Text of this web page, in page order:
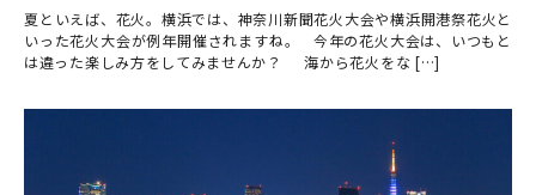
夏といえば、花火。横浜では、神奈川新聞花火大会や横浜開港祭花火と
いった花火大会が例年開催されますね。 今年の花火大会は、いつもと
は違った楽しみ方をしてみませんか？ 海から花火をな […]